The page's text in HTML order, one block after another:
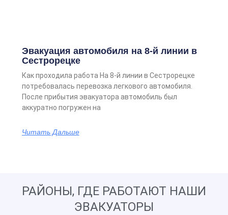
Эвакуация автомобиля на 8-й линии в
Сестрорецке
Как проходила работа На 8-й линии в Сестрорецке
потребовалась перевозка легкового автомобиля.
После прибытия эвакуатора автомобиль был
аккуратно погружен на
Читать Дальше
РАЙОНЫ, ГДЕ РАБОТАЮТ НАШИ
ЭВАКУАТОРЫ